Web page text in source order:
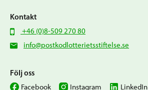
Kontakt
+46 (0)8-509 270 80
info@postkodlotterietsstiftelse.se
Följ oss
Facebook Instagram LinkedIn